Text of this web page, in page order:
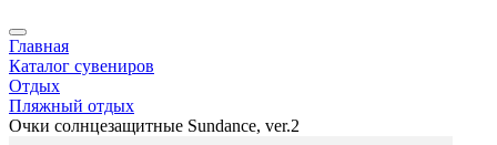
Главная
Каталог сувениров
Отдых
Пляжный отдых
Очки солнцезащитные Sundance, ver.2